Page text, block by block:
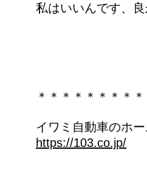
私はいいんです、
＊＊＊＊＊＊＊＊
イワミ自動車のホ
https://103.co.jp/